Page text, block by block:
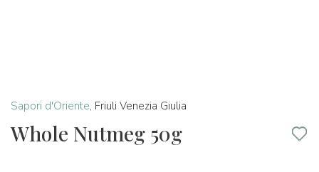
Sapori d'Oriente, Friuli Venezia Giulia
Whole Nutmeg 50g